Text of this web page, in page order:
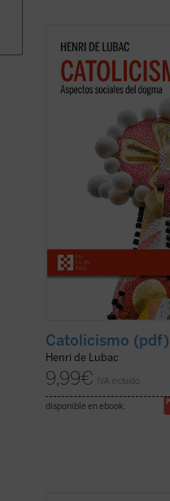
En este gran clásico, de
programático, del padre
perfilan los dos rasgos
realidadcatólica. Por un
universal como
(ver ficha)
Catolicismo (pdf)
Henri de Lubac
9,99€ IVA incluido
disponible en ebook: